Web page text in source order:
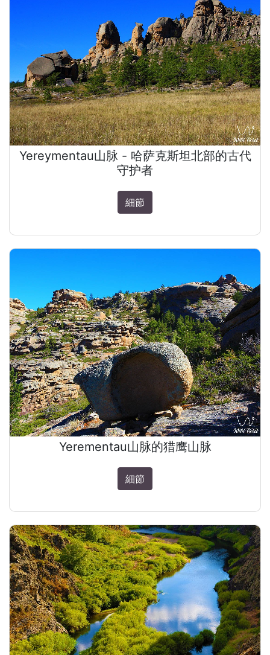
Yereymentau山脉 - 哈萨克斯坦北部的古代
守护者
細節
Yerementau山脉的猎鹰山脉
細節